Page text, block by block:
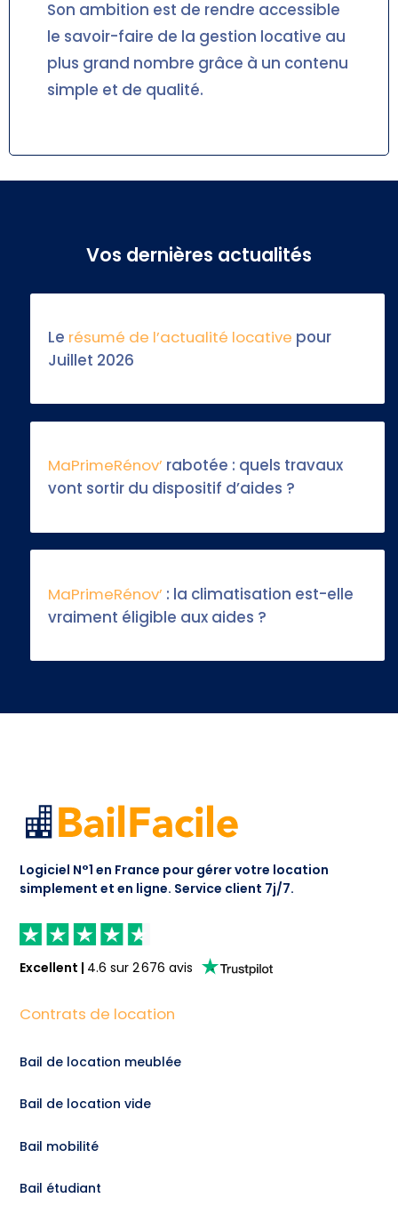
Son ambition est de rendre accessible
le savoir-faire de la gestion locative au
plus grand nombre grâce à un contenu
simple et de qualité.
Vos dernières actualités
Le résumé de l’actualité locative pour
Juillet 2026
MaPrimeRénov’ rabotée : quels travaux
vont sortir du dispositif d’aides ?
MaPrimeRénov’ : la climatisation est-elle
vraiment éligible aux aides ?
Logiciel N°1 en France pour gérer votre location
simplement et en ligne. Service client 7j/7.
Excellent | 4.6 sur2 676 avis
Contrats de location
Bail de location meublée
Bail de location vide
Bail mobilité
Bail étudiant